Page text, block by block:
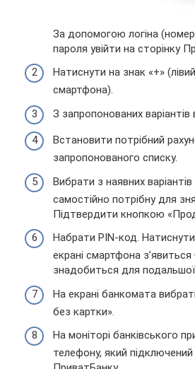
За допомогою логіна
пароля увійти на сторінку
Натиснути на знак «+»
смартфона).
З запропонованих варіантів
Встановити потрібний
запропонованого списку.
Вибрати з наявних
самостійно потрібну для
Підтвердити кнопкою
Набрати PIN-код.
екрані смартфона з’явиться
знадобиться для подальшої
На екрані банкомата
без картки».
На моніторі банківського
телефону, який підключений